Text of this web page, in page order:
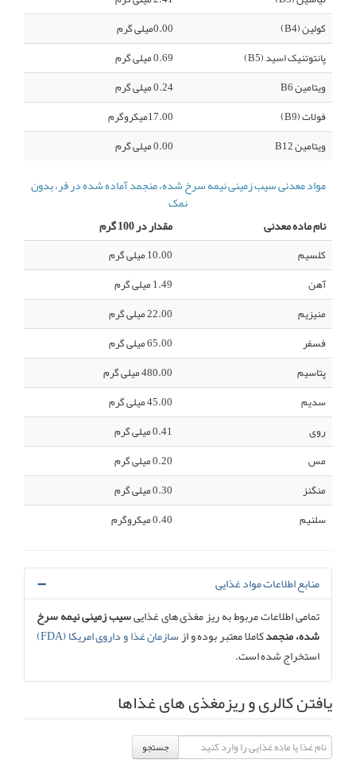
کولین (B4)
0.00میلی گرم
پانتوتنیک اسید (B5)
0.69 میلی گرم
ویتامین B6
0.24 میلی گرم
فولات (B9)
17.00میکروگرم
ویتامین B12
0.00 میلی گرم
مواد معدنی سیب زمینی نیمه سرخ شده، منجمد آماده شده در فر، بدون
نمک
نام ماده معدنی
مقدار در 100 گرم
کلسیم
10.00 میلی گرم
آهن
1.49 میلی گرم
منیزیم
22.00 میلی گرم
فسفر
65.00 میلی گرم
پتاسیم
480.00 میلی گرم
سدیم
45.00 میلی گرم
روی
0.41 میلی گرم
مس
0.20 میلی گرم
منگنز
0.30 میلی گرم
سلنیم
0.40 میکروگرم
منابع اطلاعات مواد غذایی
تمامی اطلاعات مربوط به ریز مغذی های غذاییسیب زمینی نیمه سرخ
شده، منجمدکاملا معتبر بوده و ازسازمان غذا و داروی امریکا (FDA)
استخراج شده است.
یافتن کالری و ریزمغذی های غذاها
جستجو